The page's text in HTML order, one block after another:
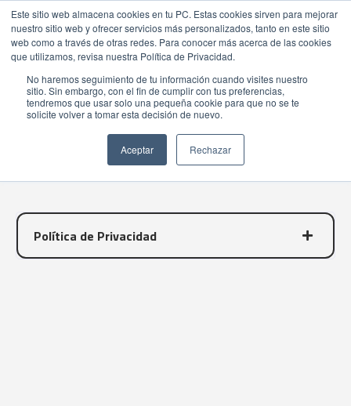
Este sitio web almacena cookies en tu PC. Estas cookies sirven para mejorar
nuestro sitio web y ofrecer servicios más personalizados, tanto en este sitio
web como a través de otras redes. Para conocer más acerca de las cookies
que utilizamos, revisa nuestra Política de Privacidad.
No haremos seguimiento de tu información cuando visites nuestro
sitio. Sin embargo, con el fin de cumplir con tus preferencias,
tendremos que usar solo una pequeña cookie para que no se te
solicite volver a tomar esta decisión de nuevo.
Aceptar Rechazar
Políticas
PRIVACIDAD
Política de Privacidad